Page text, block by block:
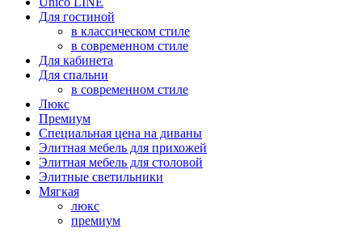
Для гостиной
в классическом стиле
в современном стиле
Для кабинета
Для спальни
в современном стиле
Люкс
Премиум
Специальная цена на диваны
Элитная мебель для прихожей
Элитная мебель для столовой
Элитные светильники
Мягкая
люкс
премиум